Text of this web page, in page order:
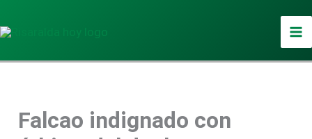
al
Falcao indignado con